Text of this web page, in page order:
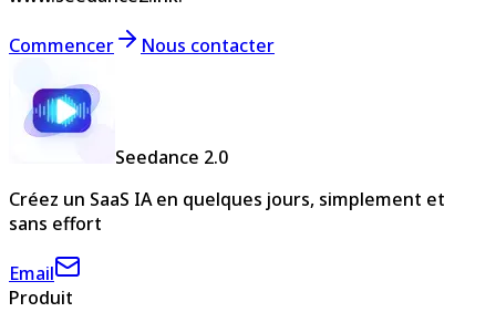
Commencer Nous contacter
Seedance 2.0
Créez un SaaS IA en quelques jours, simplement et
sans effort
Email
Produit